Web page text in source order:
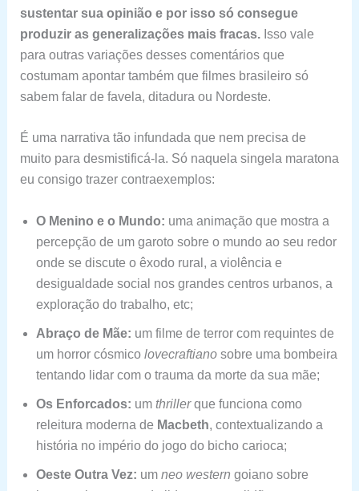
sustentar sua opinião e por isso só consegue
produzir as generalizações mais fracas.Isso vale
para outras variações desses comentários que
costumam apontar também que filmes brasileiro só
sabem falar de favela, ditadura ou Nordeste.
É uma narrativa tão infundada que nem precisa de
muito para desmistificá-la. Só naquela singela maratona
eu consigo trazer contraexemplos:
O Menino e o Mundo: uma animação que mostra a
percepção de um garoto sobre o mundo ao seu redor
onde se discute o êxodo rural, a violência e
desigualdade social nos grandes centros urbanos, a
exploração do trabalho, etc;
Abraço de Mãe: um filme de terror com requintes de
um horror cósmico lovecraftiano sobre uma bombeira
tentando lidar com o trauma da morte da sua mãe;
Os Enforcados: um thrillerque funciona como
releitura moderna de Macbeth, contextualizando a
história no império do jogo do bicho carioca;
Oeste Outra Vez: um neo western goiano sobre